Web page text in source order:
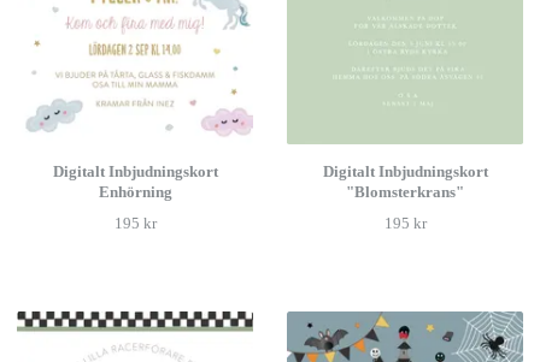
Digitalt Inbjudningskort
Enhörning
195 kr
Digitalt Inbjudningskort
"Blomsterkrans"
195 kr